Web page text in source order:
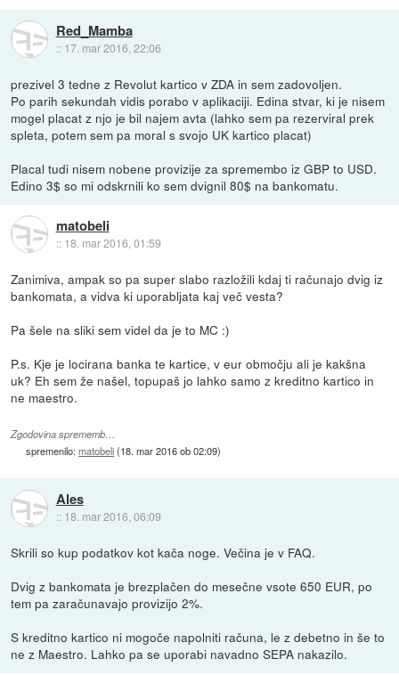
Red_Mamba
:: 17. mar 2016, 22:06
prezivel 3 tedne z Revolut kartico v ZDA in sem zadovoljen.
Po parih sekundah vidis porabo v aplikaciji. Edina stvar, ki je nisem
mogel placat z njo je bil najem avta (lahko sem pa rezerviral prek
spleta, potem sem pa moral s svojo UK kartico placat)
Placal tudi nisem nobene provizije za spremembo iz GBP to USD.
Edino 3$ so mi odskrnili ko sem dvignil 80$ na bankomatu.
matobeli
:: 18. mar 2016, 01:59
Zanimiva, ampak so pa super slabo razložili kdaj ti računajo dvig iz
bankomata, a vidva ki uporabljata kaj več vesta?
Pa šele na sliki sem videl da je to MC :)
P.s. Kje je locirana banka te kartice, v eur območju ali je kakšna
uk? Eh sem že našel, topupaš jo lahko samo z kreditno kartico in
ne maestro.
Zgodovina sprememb…
spremenilo:matobeli(18. mar 2016 ob 02:09)
Ales
:: 18. mar 2016, 06:09
Skrili so kup podatkov kot kača noge. Večina je v FAQ.
Dvig z bankomata je brezplačen do mesečne vsote 650 EUR, po
tem pa zaračunavajo provizijo 2%.
S kreditno kartico ni mogoče napolniti računa, le z debetno in še to
ne z Maestro. Lahko pa se uporabi navadno SEPA nakazilo.